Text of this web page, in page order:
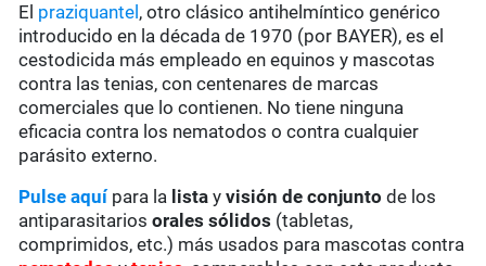
El praziquantel , otro clásico antihelmíntico genérico
introducido en la década de 1970 (por BAYER), es el
cestodicida más empleado en equinos y mascotas
contra las tenias, con centenares de marcas
comerciales que lo contienen. No tiene ninguna
eficacia contra los nematodos o contra cualquier
parásito externo.
Pulse aquípara la lista yvisión de conjunto de los
antiparasitariosorales sólidos (tabletas,
comprimidos, etc.) más usados para mascotas contra